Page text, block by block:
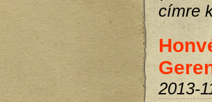
címre
2013-